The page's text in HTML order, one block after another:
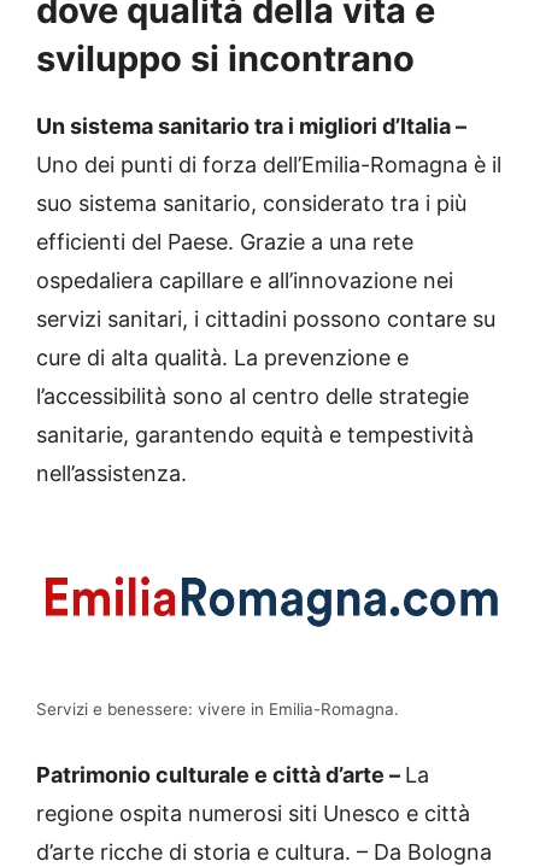
dove qualità della vita e
sviluppo si incontrano
Un sistema sanitario tra i migliori d’Italia –
Uno dei punti di forza dell’Emilia-Romagna è il
suo sistema sanitario, considerato tra i più
efficienti del Paese. Grazie a una rete
ospedaliera capillare e all’innovazione nei
servizi sanitari, i cittadini possono contare su
cure di alta qualità. La prevenzione e
l’accessibilità sono al centro delle strategie
sanitarie, garantendo equità e tempestività
nell’assistenza.
Servizi e benessere: vivere in Emilia-Romagna.
Patrimonio culturale e città d’arte – La
regione ospita numerosi siti Unesco e città
d’arte ricche di storia e cultura. – Da Bologna